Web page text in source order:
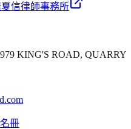
夏信律師事務所
KING'S ROAD, QUARRY
冊